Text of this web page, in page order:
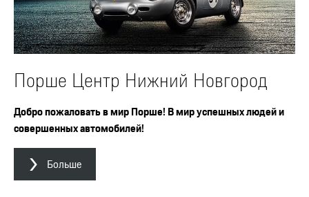
Порше Центр Нижний Новгород
Добро пожаловать в мир Порше! В мир успешных людей и
совершенных автомобилей!
Больше